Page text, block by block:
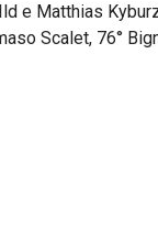
e Matthias
Scalet, 76°